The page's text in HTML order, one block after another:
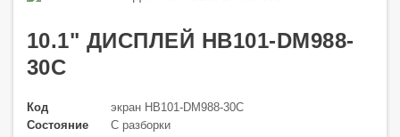
10.1" ДИСПЛЕЙ HB101-DM988-
30C
Код
экран HB101-DM988-30C
Состояние
С разборки